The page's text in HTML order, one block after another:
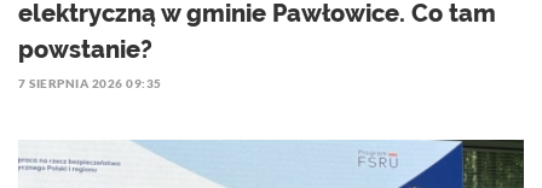
elektryczną w gminie Pawłowice. Co tam
powstanie?
7 SIERPNIA 2026 09:35